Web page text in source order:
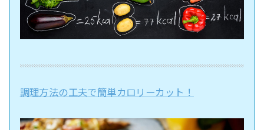
調理方法の工夫で簡単カロリーカット！